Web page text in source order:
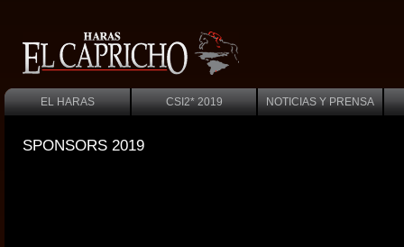
EL HARAS CSI2* 2019 NOTICIAS Y PRENSA
SPONSORS 2019